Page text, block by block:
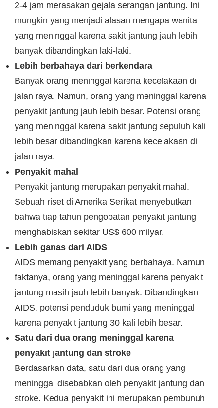
2-4 jam merasakan gejala serangan jantung. Ini
mungkin yang menjadi alasan mengapa wanita
yang meninggal karena sakit jantung jauh lebih
banyak dibandingkan laki-laki.
Lebih berbahaya dari berkendara
Banyak orang meninggal karena kecelakaan di
jalan raya. Namun, orang yang meninggal karena
penyakit jantung jauh lebih besar. Potensi orang
yang meninggal karena sakit jantung sepuluh kali
lebih besar dibandingkan karena kecelakaan di
jalan raya.
Penyakit mahal
Penyakit jantung merupakan penyakit mahal.
Sebuah riset di Amerika Serikat menyebutkan
bahwa tiap tahun pengobatan penyakit jantung
menghabiskan sekitar US$ 600 milyar.
Lebih ganas dari AIDS
AIDS memang penyakit yang berbahaya. Namun
faktanya, orang yang meninggal karena penyakit
jantung masih jauh lebih banyak. Dibandingkan
AIDS, potensi penduduk bumi yang meninggal
karena penyakit jantung 30 kali lebih besar.
Satu dari dua orang meninggal karena
penyakit jantung dan stroke
Berdasarkan data, satu dari dua orang yang
meninggal disebabkan oleh penyakit jantung dan
stroke. Kedua penyakit ini merupakan pembunuh